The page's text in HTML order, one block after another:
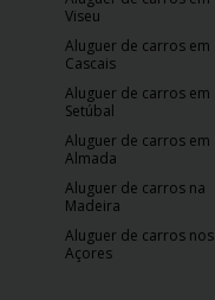
Viseu
Aluguer de carros em
Cascais
Aluguer de carros em
Setúbal
Aluguer de carros em
Almada
Aluguer de carros na
Madeira
Aluguer de carros nos
Açores